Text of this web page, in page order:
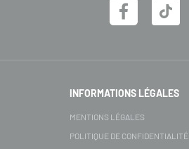
INFORMATIONS LÉGALES
MENTIONS LÉGALES
POLITIQUE DE CONFIDENTIALITÉ